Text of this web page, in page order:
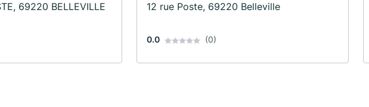
69220 BELLEVILLE
12 rue Poste, 69220 Belleville
0.0 (0)